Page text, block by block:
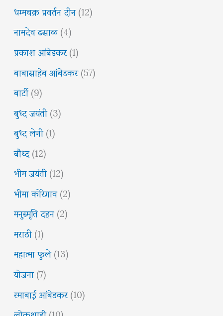
धम्मचक्र प्रवर्तन दीन(12)
नामदेव ढसाळ(4)
प्रकाश आंबेडकर(1)
बाबासाहेब आंबेडकर(57)
बार्टी(9)
बुध्द जयंती(3)
बुध्द लेणी(1)
बौध्द(12)
भीम जयंती(12)
भीमा कोरेगाव(2)
मनुस्मृति दहन(2)
मराठी(1)
महात्मा फुले(13)
योजना(7)
रमाबाई आंबेडकर(10)